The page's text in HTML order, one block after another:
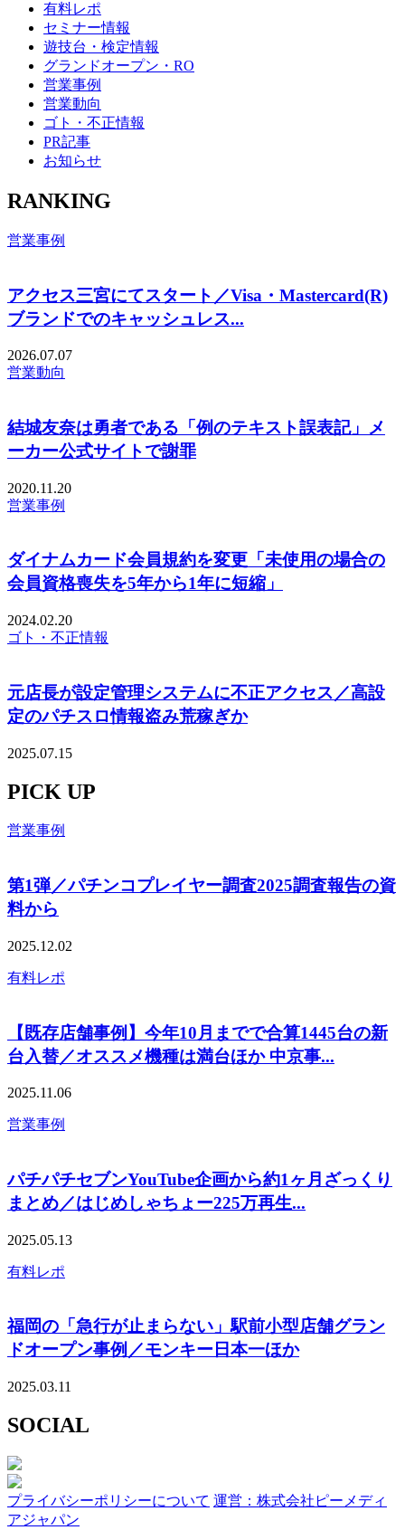
有料レポ
セミナー情報
遊技台・検定情報
グランドオープン・RO
営業事例
営業動向
ゴト・不正情報
PR記事
お知らせ
RANKING
営業事例
アクセス三宮にてスタート／Visa・Mastercard(R)
ブランドでのキャッシュレス...
2026.07.07
営業動向
結城友奈は勇者である「例のテキスト誤表記」メ
ーカー公式サイトで謝罪
2020.11.20
営業事例
ダイナムカード会員規約を変更「未使用の場合の
会員資格喪失を5年から1年に短縮」
2024.02.20
ゴト・不正情報
元店長が設定管理システムに不正アクセス／高設
定のパチスロ情報盗み荒稼ぎか
2025.07.15
PICK UP
営業事例
第1弾／パチンコプレイヤー調査2025調査報告の資
料から
2025.12.02
有料レポ
【既存店舗事例】今年10月までで合算1445台の新
台入替／オススメ機種は満台ほか 中京事...
2025.11.06
営業事例
パチパチセブンYouTube企画から約1ヶ月ざっくり
まとめ／はじめしゃちょー225万再生...
2025.05.13
有料レポ
福岡の「急行が止まらない」駅前小型店舗グラン
ドオープン事例／モンキー日本一ほか
2025.03.11
SOCIAL
プライバシーポリシーについて 運営：株式会社ピーメディ
アジャパン